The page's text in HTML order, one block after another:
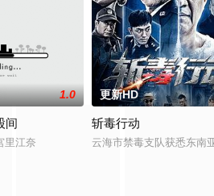
1.0
间
里江奈
更新HD
斩毒行动
云海市禁毒支队获悉东南